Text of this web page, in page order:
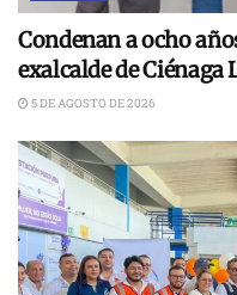
Condenan a ocho
exalcalde de
5 DE AGOSTO DE 2026